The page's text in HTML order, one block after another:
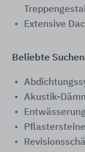
Extensive
Beliebte Suchen
Akustik-
Pflastersteine